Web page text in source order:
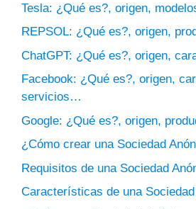
Tesla: ¿Qué es?, origen,
REPSOL: ¿Qué es?, origen,
ChatGPT: ¿Qué es?, origen,
Facebook: ¿Qué es?, origen,
servicios…
Google: ¿Qué es?, origen,
¿Cómo crear una Sociedad
Requisitos de una Sociedad
Características de una